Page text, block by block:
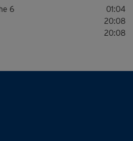
spürst vielleicht selbst, wie sich
6
01:04
20:08
20:08